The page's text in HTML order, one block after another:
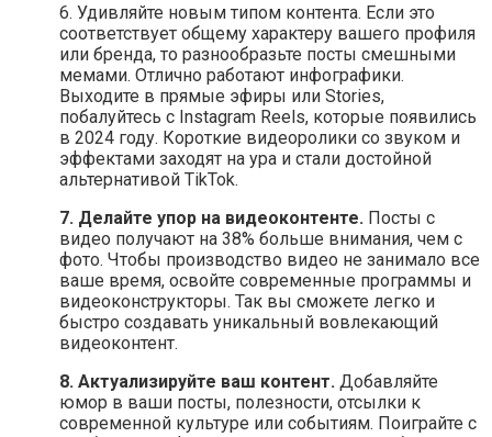
6. Удивляйте новым типом контента. Если это
соответствует общему характеру вашего профиля
или бренда, то разнообразьте посты смешными
мемами. Отлично работают инфографики.
Выходите в прямые эфиры или Stories,
побалуйтесь с Instagram Reels, которые появились
в 2024 году. Короткие видеоролики со звуком и
эффектами заходят на ура и стали достойной
альтернативой TikTok.
7. Делайте упор на видеоконтенте. Посты с
видео получают на 38% больше внимания, чем с
фото. Чтобы производство видео не занимало все
ваше время, освойте современные программы и
видеоконструкторы. Так вы сможете легко и
быстро создавать уникальный вовлекающий
видеоконтент.
8. Актуализируйте ваш контент. Добавляйте
юмор в ваши посты, полезности, отсылки к
современной культуре или событиям. Поиграйте с